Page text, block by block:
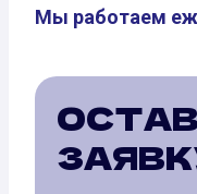
Мы работаем